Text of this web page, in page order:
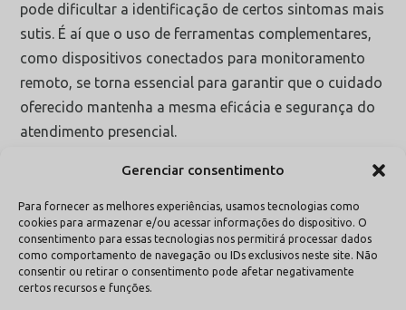
Gerenciar consentimento
Para fornecer as melhores experiências, usamos tecnologias como
cookies para armazenar e/ou acessar informações do dispositivo. O
consentimento para essas tecnologias nos permitirá processar dados
como comportamento de navegação ou IDs exclusivos neste site. Não
consentir ou retirar o consentimento pode afetar negativamente
certos recursos e funções.
pode dificultar a identificação de certos sintomas mais
sutis. É aí que o uso de ferramentas complementares,
como dispositivos conectados para monitoramento
remoto, se torna essencial para garantir que o cuidado
oferecido mantenha a mesma eficácia e segurança do
atendimento presencial.